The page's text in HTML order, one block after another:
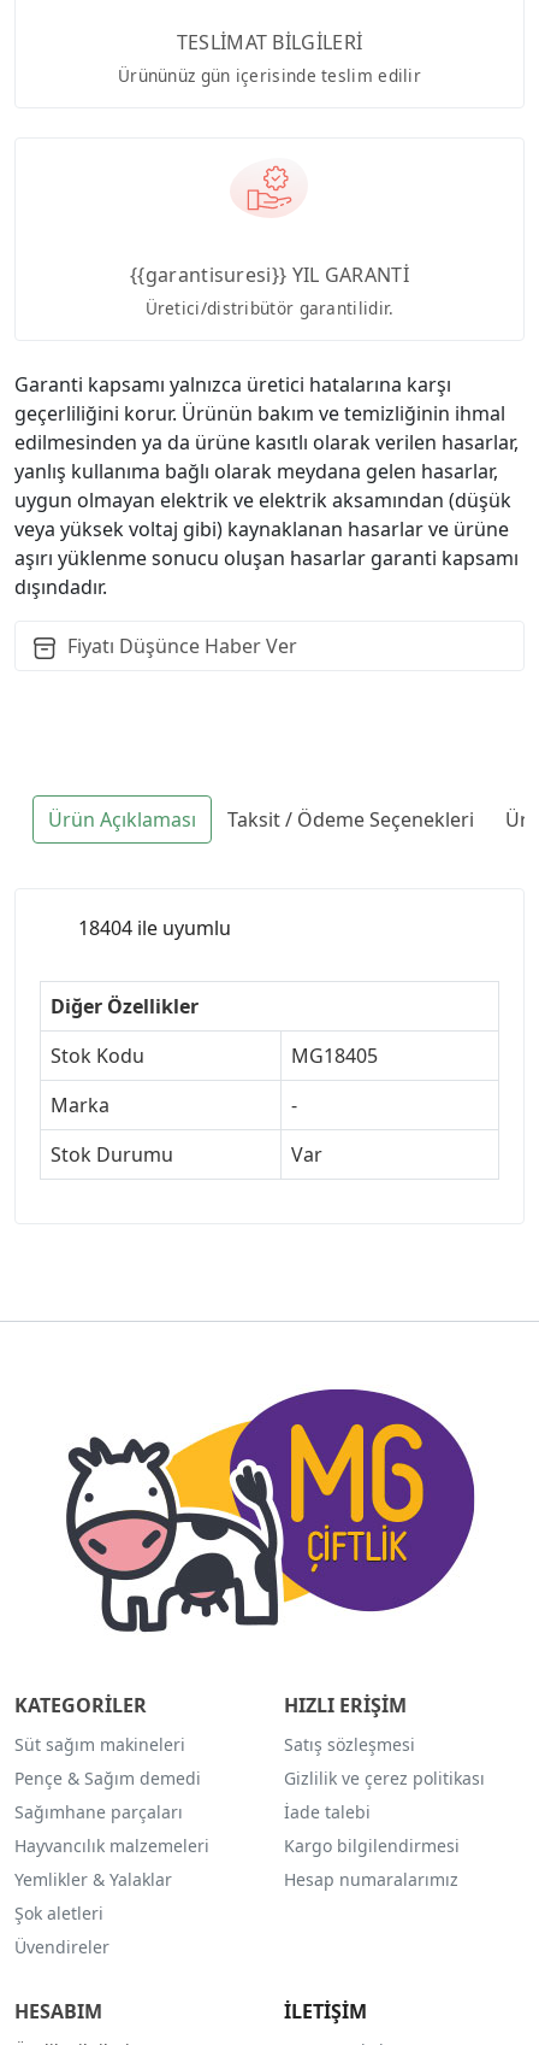
TESLİMAT BİLGİLERİ
Ürününüz gün içerisinde teslim edilir
{{garantisuresi}} YIL GARANTİ
Üretici/distribütör garantilidir.
Garanti kapsamı yalnızca üretici hatalarına karşı
geçerliliğini korur. Ürünün bakım ve temizliğinin ihmal
edilmesinden ya da ürüne kasıtlı olarak verilen hasarlar,
yanlış kullanıma bağlı olarak meydana gelen hasarlar,
uygun olmayan elektrik ve elektrik aksamından (düşük
veya yüksek voltaj gibi) kaynaklanan hasarlar ve ürüne
aşırı yüklenme sonucu oluşan hasarlar garanti kapsamı
dışındadır.
Fiyatı Düşünce Haber Ver
Ürün Açıklaması Taksit / Ödeme Seçenekleri
18404 ile uyumlu
Diğer Özellikler
Stok Kodu
MG18405
Marka
-
Stok Durumu
Var
KATEGORİLER
Süt sağım makineleri
Pençe & Sağım demedi
Sağımhane parçaları
Hayvancılık malzemeleri
Yemlikler & Yalaklar
Şok aletleri
Üvendireler
HIZLI ERİŞİM
Satış sözleşmesi
Gizlilik ve çerez politikası
İade talebi
Kargo bilgilendirmesi
Hesap numaralarımız
HESABIM İLETİŞİM